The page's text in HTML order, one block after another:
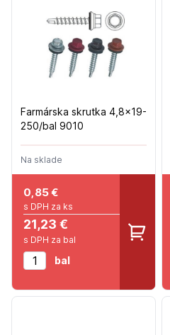
Farmárska skrutka 4,8x19-
250/bal 9010
Na sklade
0,85€
s DPH za ks
21,23 €
s DPH za bal
bal